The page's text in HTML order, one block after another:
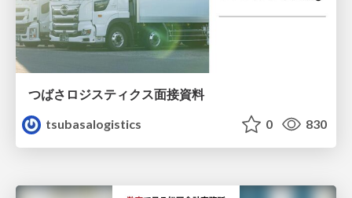
つばさロジスティクス面接資料
tsubasalogistics
0 830